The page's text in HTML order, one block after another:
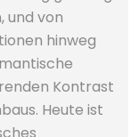
und von
hinweg
Kontrast
Heute ist